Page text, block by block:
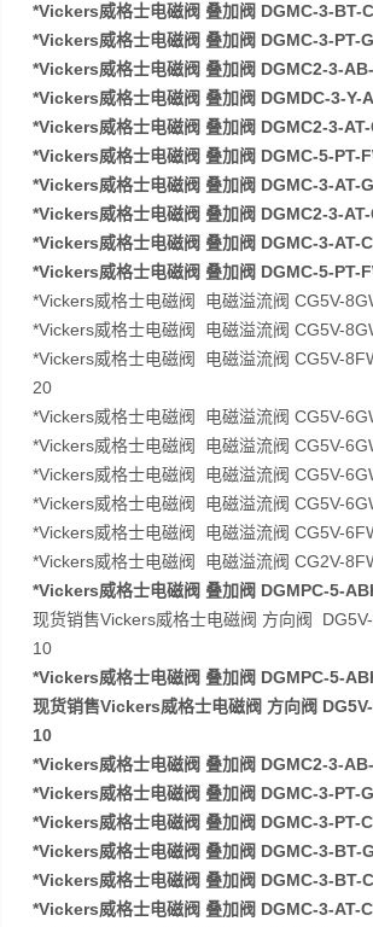
*Vickers威格士电磁阀 叠加阀 DGMC-3-BT-
*Vickers威格士电磁阀 叠加阀 DGMC-3-PT-
*Vickers威格士电磁阀 叠加阀 DGMC2-3-
*Vickers威格士电磁阀 叠加阀 DGMDC-3-Y-
*Vickers威格士电磁阀 叠加阀 DGMC2-3-
*Vickers威格士电磁阀 叠加阀 DGMC-5-PT-
*Vickers威格士电磁阀 叠加阀 DGMC-3-AT-
*Vickers威格士电磁阀 叠加阀 DGMC2-3-
*Vickers威格士电磁阀 叠加阀 DGMC-3-AT-
*Vickers威格士电磁阀 叠加阀 DGMC-5-PT-
*Vickers威格士电磁阀 电磁溢流阀 CG5V-
*Vickers威格士电磁阀 电磁溢流阀 CG5V-
*Vickers威格士电磁阀 电磁溢流阀 CG5V-
20
*Vickers威格士电磁阀 电磁溢流阀 CG5V-
*Vickers威格士电磁阀 电磁溢流阀 CG5V-
*Vickers威格士电磁阀 电磁溢流阀 CG5V-
*Vickers威格士电磁阀 电磁溢流阀 CG5V-
*Vickers威格士电磁阀 电磁溢流阀 CG5V-
*Vickers威格士电磁阀 电磁溢流阀 CG2V-
*Vickers威格士电磁阀 叠加阀 DGMPC-5-
现货销售Vickers威格士电磁阀 方向阀
10
*Vickers威格士电磁阀 叠加阀 DGMPC-5-
现货销售Vickers威格士电磁阀 方向阀
10
*Vickers威格士电磁阀 叠加阀 DGMC2-3-
*Vickers威格士电磁阀 叠加阀 DGMC-3-PT-
*Vickers威格士电磁阀 叠加阀 DGMC-3-PT-
*Vickers威格士电磁阀 叠加阀 DGMC-3-BT-
*Vickers威格士电磁阀 叠加阀 DGMC-3-BT-
*Vickers威格士电磁阀 叠加阀 DGMC-3-AT-